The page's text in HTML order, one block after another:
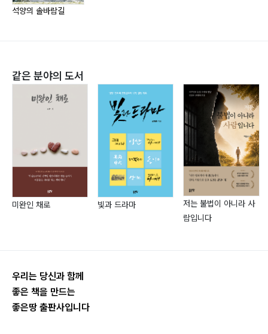
혼불 마을에서 ?81
곽도에 핀 접시꽃 ?88
기다림의 바닷가 ?90
멈추지 않는 강물 ?92
칠천량 해전길 ?96
태안 ‘솔향기길’ ?98
제3부
가을 산 ?102
들꽃 ?103
가을과 겨울 사이 ?111
고비늙은 나무 ?113
그리움의 나이테 ?115
? 순천시청 지방행정사무관으로 정년퇴임.
? 제12대 순천 문인협회 회장 역임
(현 고문)
「저 높은 곳을 향하여」 「영혼의 샘밑」 「내
가 산을 향하여」 「석양의 솔바람길」
? 편저
순천제일교회 75년사,
우람 자서(고 김용익) 등
석양의 솔바람길
같은 분야의 도서
미완인 채로 빛과 드라마
저는 불법이 아니라 사
람입니다
우리는 당신과 함께
좋은 책을 만드는
좋은땅 출판사입니다